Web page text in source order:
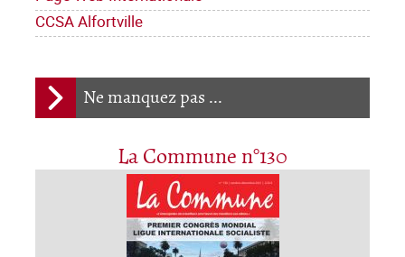
CCSA Alfortville
Ne manquez pas ...
La Commune n°130